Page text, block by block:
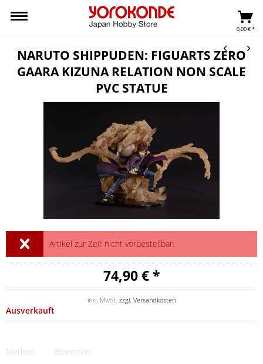
0,00 € *
NARUTO SHIPPUDEN: FIGUARTS ZERO
GAARA KIZUNA RELATION NON SCALE
PVC STATUE
Artikel zur Zeit nicht vorbestellbar.
74,90 € *
inkl. MwSt. zzgl. Versandkosten
Ausverkauft
Merken Bewerten